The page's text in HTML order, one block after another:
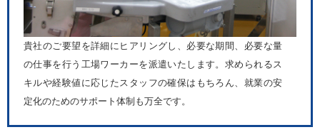
貴社のご要望を詳細にヒアリングし、必要な期間、必要な量
の仕事を行う工場ワーカーを派遣いたします。求められるス
キルや経験値に応じたスタッフの確保はもちろん、就業の安
定化のためのサポート体制も万全です。